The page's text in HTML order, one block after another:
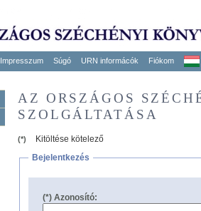
Impresszum Súgó URN informácók Fiókom
AZ ORSZÁGOS
SZOLGÁLTATÁSA
(*)
Kitöltése kötelező
Bejelentkezés
(*) Azonosító: